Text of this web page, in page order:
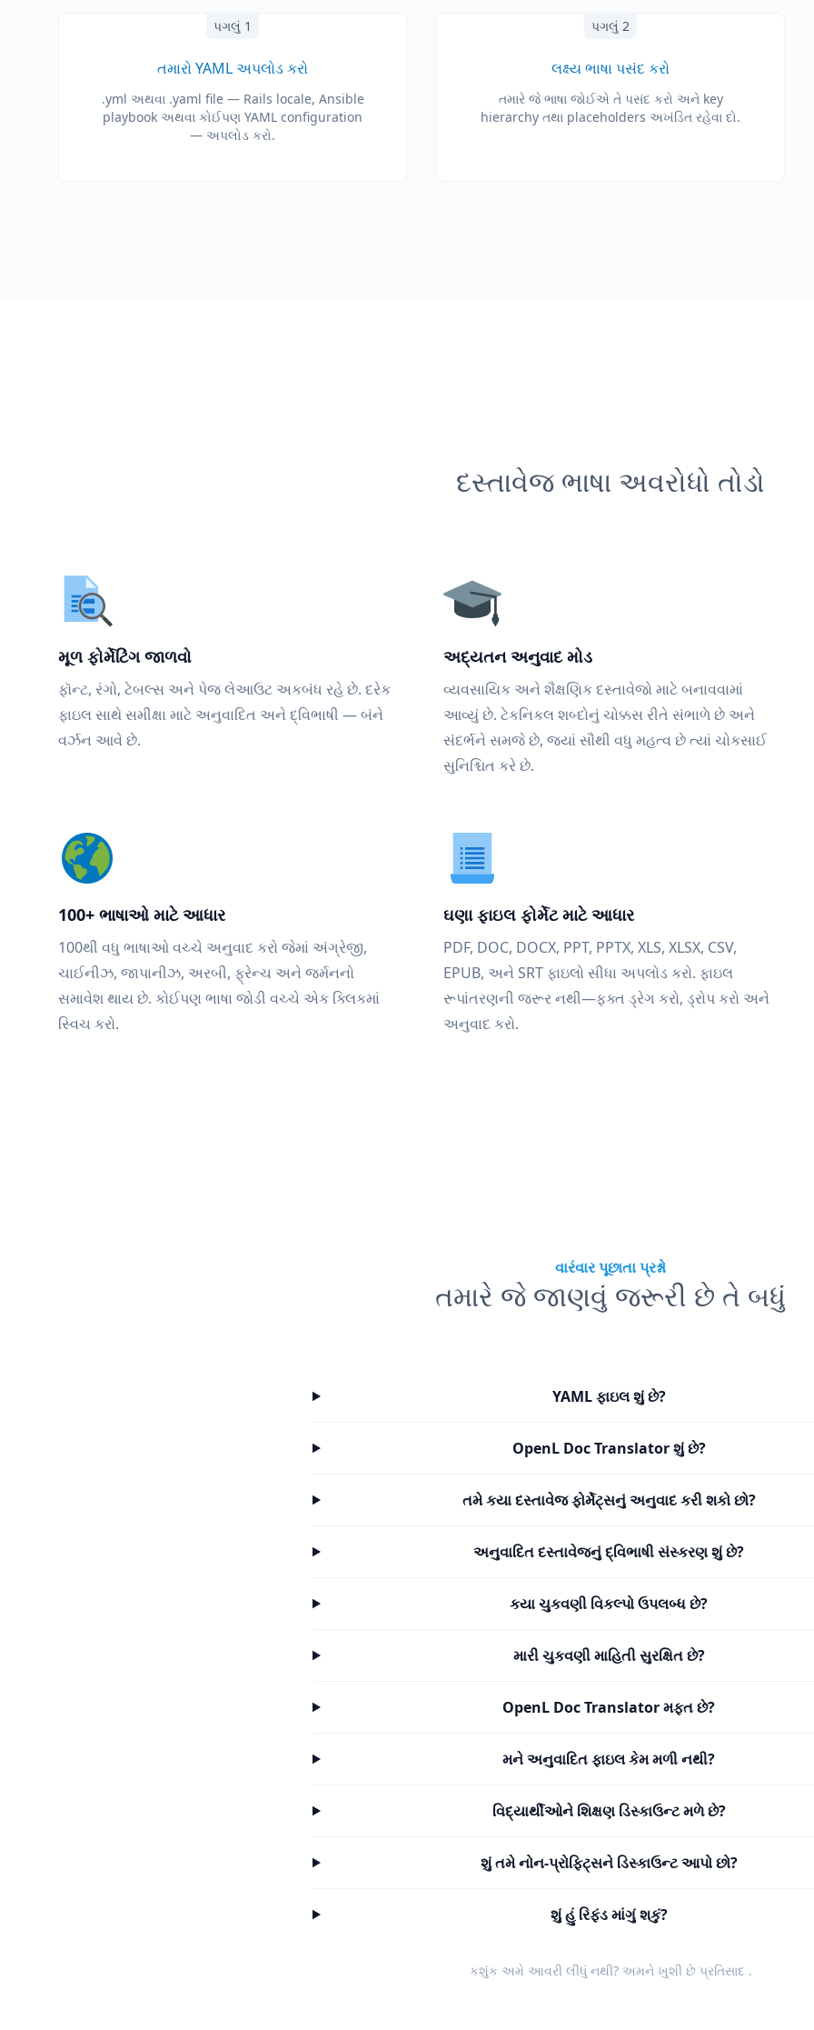
પગલું 1
તમારો YAML અપલોડ કરો
.yml અથવા .yaml file — Rails locale, Ansible
playbook અથવા કોઈપણ YAML configuration
— અપલોડ કરો.
પગલું 2
લક્ષ્ય ભાષા પસંદ કરો
તમારે જે ભાષા જોઈએ તે પસંદ કરો અને key
hierarchy તથા placeholders અખંડિત રહેવા દો.
દસ્તાવેજ ભાષા અવરોધો તોડો
મૂળ ફોર્મેટિંગ જાળવો
ફૉન્ટ, રંગો, ટેબલ્સ અને પેજ લેઆઉટ અકબંધ રહે છે. દરેક
ફાઇલ સાથે સમીક્ષા માટે અનુવાદિત અને દ્વિભાષી — બંને
વર્ઝન આવે છે.
અદ્યતન અનુવાદ મોડ
વ્યવસાયિક અને શૈક્ષણિક દસ્તાવેજો માટે બનાવવામાં
આવ્યું છે. ટેકનિકલ શબ્દોનું ચોક્કસ રીતે સંભાળે છે અને
સંદર્ભને સમજે છે, જ્યાં સૌથી વધુ મહત્વ છે ત્યાં ચોકસાઈ
સુનિશ્ચિત કરે છે.
100+ ભાષાઓ માટે આધાર
100થી વધુ ભાષાઓ વચ્ચે અનુવાદ કરો જેમાં અંગ્રેજી,
ચાઈનીઝ, જાપાનીઝ, અરબી, ફ્રેન્ચ અને જર્મનનો
સમાવેશ થાય છે. કોઈપણ ભાષા જોડી વચ્ચે એક ક્લિકમાં
સ્વિચ કરો.
ઘણા ફાઇલ ફોર્મેટ માટે આધાર
PDF, DOC, DOCX, PPT, PPTX, XLS, XLSX, CSV,
EPUB, અને SRT ફાઇલો સીધા અપલોડ કરો. ફાઇલ
રૂપાંતરણની જરૂર નથી—ફક્ત ડ્રેગ કરો, ડ્રોપ કરો અને
અનુવાદ કરો.
વારંવાર પૂછાતા પ્રશ્નો
તમારે જે જાણવું જરૂરી છે તે બધું
YAML ફાઇલ શું છે?
OpenL Doc Translator શું છે?
તમે કયા દસ્તાવેજ ફોર્મેટ્સનું અનુવાદ કરી શકો છો?
અનુવાદિત દસ્તાવેજનું દ્વિભાષી સંસ્કરણ શું છે?
કયા ચુકવણી વિકલ્પો ઉપલબ્ધ છે?
મારી ચુકવણી માહિતી સુરક્ષિત છે?
OpenL Doc Translator મફત છે?
મને અનુવાદિત ફાઇલ કેમ મળી નથી?
વિદ્યાર્થીઓને શિક્ષણ ડિસ્કાઉન્ટ મળે છે?
શું તમે નોન-પ્રોફિટ્સને ડિસ્કાઉન્ટ આપો છો?
શું હું રિફંડ માંગું શકું?
કશુંક અમે આવરી લીધું નથી? અમને ખુશી છે પ્રતિસાદ .